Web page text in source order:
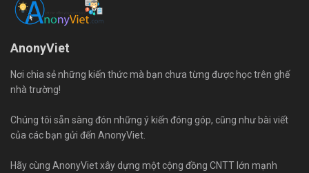
AnonyViet
Nơi chia sẻ những kiến thức mà bạn chưa từng được học trên ghế
nhà trường!
Chúng tôi sẵn sàng đón những ý kiến đóng góp, cũng như bài viết
của các bạn gửi đến AnonyViet.
Hãy cùng AnonyViet xây dựng một cộng đồng CNTT lớn mạnh